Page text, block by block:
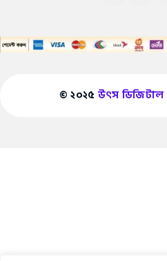
© ২০২৫ উৎস ডিজিটাল